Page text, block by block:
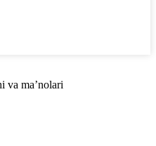
va ma’nolari